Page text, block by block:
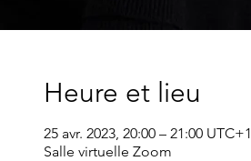
Heure et lieu
25 avr. 2023, 20:00 – 21:00 UTC+1
Salle virtuelle Zoom